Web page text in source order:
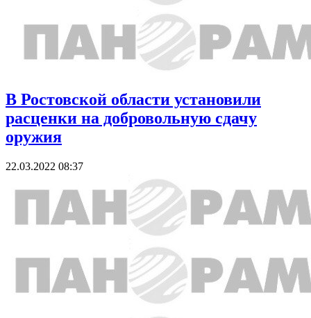
В Ростовской области установили
расценки на добровольную сдачу
оружия
22.03.2022 08:37